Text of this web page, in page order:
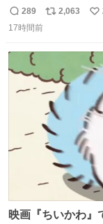
た！よかったーー
て！これで第二波
は乾燥パスタに
返
信
289
リ
数
2,063
い
数
17時間前
映画『ちいかわ